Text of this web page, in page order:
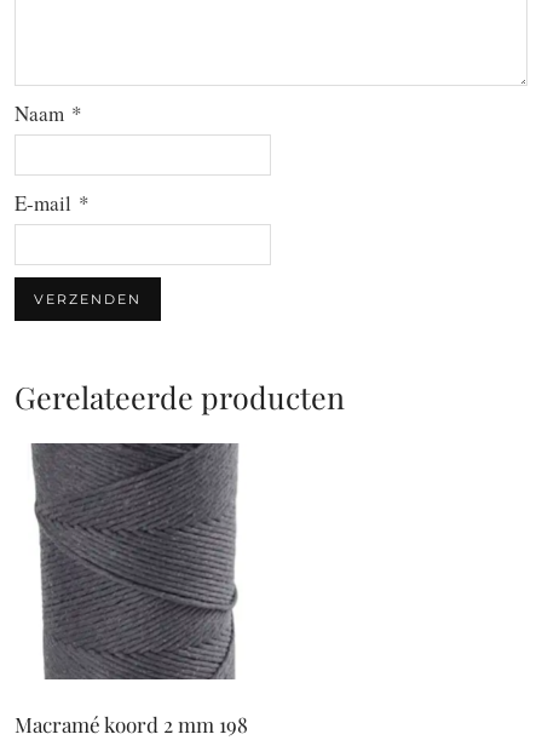
Naam *
E-mail *
Gerelateerde producten
Macramé koord 2 mm 198